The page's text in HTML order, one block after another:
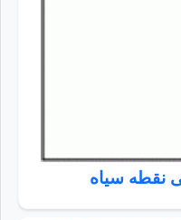
نقطه سیاه